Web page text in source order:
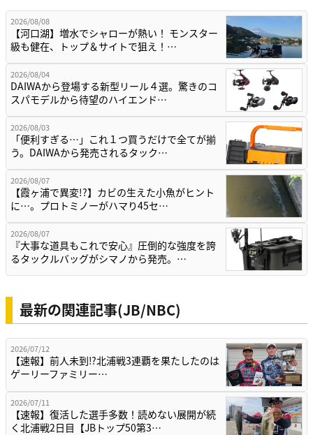
2026/08/08
【河口湖】増水でシャローが熱い！ モンスター
級も健在、トップ＆サイトで狙え！…
2026/08/04
DAIWAから登場する新型リール４選。驚きのコ
スパモデルから待望のハイエンド…
2026/08/03
「便利すぎる…」これ１つ買うだけで全てが揃
う。DAIWAから発売されるタック…
2026/08/07
【霞ヶ浦で異変!?】カビの生えた小魚がヒント
に…。プロトミノーがハマり45セ…
2026/08/07
『大事な道具もこれで安心』圧倒的な強度を誇
るタックルバッグがシマノから発売。…
最新の関連記事(JB/NBC)
2026/07/12
【速報】前人未到⁉北浦戦3連覇を果たしたのは
ゲーリーファミリー…
2026/07/11
【速報】復活した選手多数！読めない展開が続
く北浦戦2日目【JBトップ50第3…